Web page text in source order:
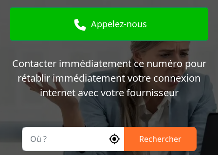
Appelez-nous
Contacter immédiatement ce numéro pour
rétablir immédiatement votre connexion
internet avec votre fournisseur
Rechercher